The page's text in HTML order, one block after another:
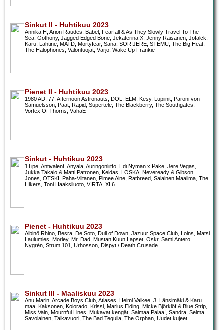
Sinkut II - Huhtikuu 2023
Annika H, Arion Raudes, Babel, Fearfall & As They Slowly Travel To The
Sea, Gothony, Jagged Edged Bone, Jekaterina X, Jenny Räisänen, Jofalck,
Karu, Lahtine, MATD, Mortyfear, Sana, SORIJERE, STEMU, The Big Heat,
The Halophones, Valontuojat, Värjö, Wake Up Frankie
Pienet II - Huhtikuu 2023
1980 AD, 77, Afternoon Astronauts, DOL, ELM, Kesy, Lupiinit, Paroni von
Samuelsson, Päät, Rapid, Supertele, The Blackberry, The Southgates,
Vortex Of Thorns, VähäE
Sinkut - Huhtikuu 2023
1Tipe, Antivalent, Anyala, Auringonliitto, Edi Nyman x Pake, Jere Vegas,
Jukka Takalo & Matti Patronen, Keidas, LOSKA, Neveready & Gibson
Jones, OTSKI, Paha-Viitanen, Pimee Aine, Ratbreed, Salainen Maailma, The
Hikers, Toni Haaksiluoto, VIRTA, XL6
Pienet - Huhtikuu 2023
Albinö Rhino, Besra, De Soto, Dull of Down, Jazuur Space Club, Loins, Matsi
Laulumies, Morley, Mr. Dad, Mustan Kuun Lapset, Oskr, Sami Antero
Nygrén, Strum 101, Urhosson, Dispyt / Death Crusade
Sinkut III - Maaliskuu 2023
Anu Marin, Arcade Boys Club, Atlases, Helmi Valkee, J. Länsimäki & Karu
maa, Kaksonen, Kolorado, Krissi, Marius Elding, Micke Björklöf & Blue Strip,
Miss Vain, Mournful Lines, Mukavat kengät, Saimaa Palaa!, Sandra, Selma
Savolainen, Taikavuori, The Bad Tequila, The Orphan, Uudet kujeet